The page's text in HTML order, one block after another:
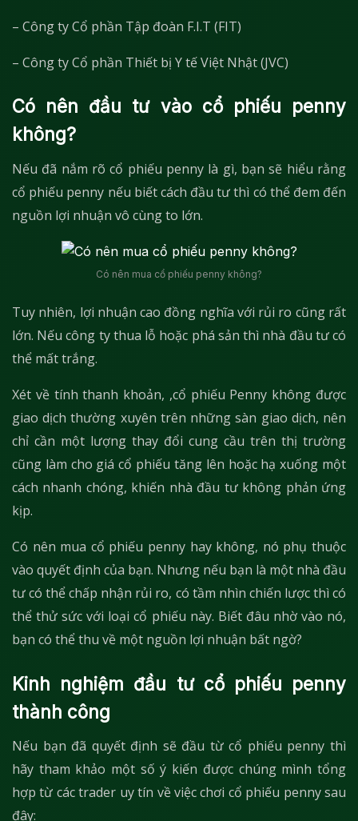
– Công ty Cổ phần Tập đoàn F.I.T (FIT)
– Công ty Cổ phần Thiết bị Y tế Việt Nhật (JVC)
Có nên đầu tư vào cổ phiếu penny
không?
Nếu đã nắm rõ cổ phiếu penny là gì, bạn sẽ hiểu rằng
cổ phiếu penny nếu biết cách đầu tư thì có thể đem đến
nguồn lợi nhuận vô cùng to lớn.
Có nên mua cổ phiếu penny không?
Tuy nhiên, lợi nhuận cao đồng nghĩa với rủi ro cũng rất
lớn. Nếu công ty thua lỗ hoặc phá sản thì nhà đầu tư có
thể mất trắng.
Xét về tính thanh khoản, ,cổ phiếu Penny không được
giao dịch thường xuyên trên những sàn giao dịch, nên
chỉ cần một lượng thay đổi cung cầu trên thị trường
cũng làm cho giá cổ phiếu tăng lên hoặc hạ xuống một
cách nhanh chóng, khiến nhà đầu tư không phản ứng
kịp.
Có nên mua cổ phiếu penny hay không, nó phụ thuộc
vào quyết định của bạn. Nhưng nếu bạn là một nhà đầu
tư có thể chấp nhận rủi ro, có tầm nhìn chiến lược thì có
thể thử sức với loại cổ phiếu này. Biết đâu nhờ vào nó,
bạn có thể thu về một nguồn lợi nhuận bất ngờ?
Kinh nghiệm đầu tư cổ phiếu penny
thành công
Nếu bạn đã quyết định sẽ đầu từ cổ phiếu penny thì
hãy tham khảo một số ý kiến được chúng mình tổng
hợp từ các trader uy tín về việc chơi cổ phiếu penny sau
đây: